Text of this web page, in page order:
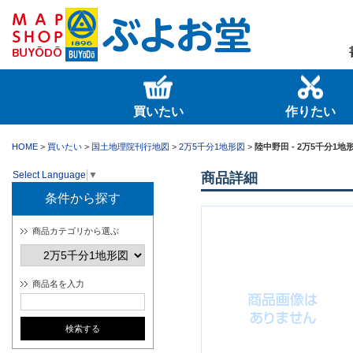
買いたい 作りたい
HOME > 買いたい > 国土地理院刊行地図 > 2万5千分1地形図 > 陸中野田 - 2万5千分1地
Select Language ▼
条件から探す
商品カテゴリから選ぶ
商品名を入力
商品詳細